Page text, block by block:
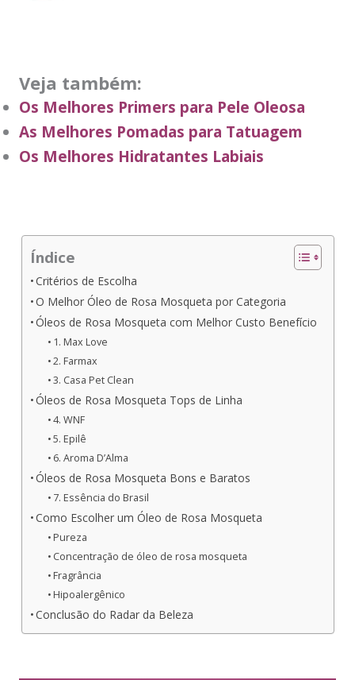
Veja também:
Os Melhores Primers para Pele Oleosa
As Melhores Pomadas para Tatuagem
Os Melhores Hidratantes Labiais
Índice
Critérios de Escolha
O Melhor Óleo de Rosa Mosqueta por Categoria
Óleos de Rosa Mosqueta com Melhor Custo Benefício
1. Max Love
2. Farmax
3. Casa Pet Clean
Óleos de Rosa Mosqueta Tops de Linha
4. WNF
5. Epilê
6. Aroma D’Alma
Óleos de Rosa Mosqueta Bons e Baratos
7. Essência do Brasil
Como Escolher um Óleo de Rosa Mosqueta
Pureza
Concentração de óleo de rosa mosqueta
Fragrância
Hipoalergênico
Conclusão do Radar da Beleza